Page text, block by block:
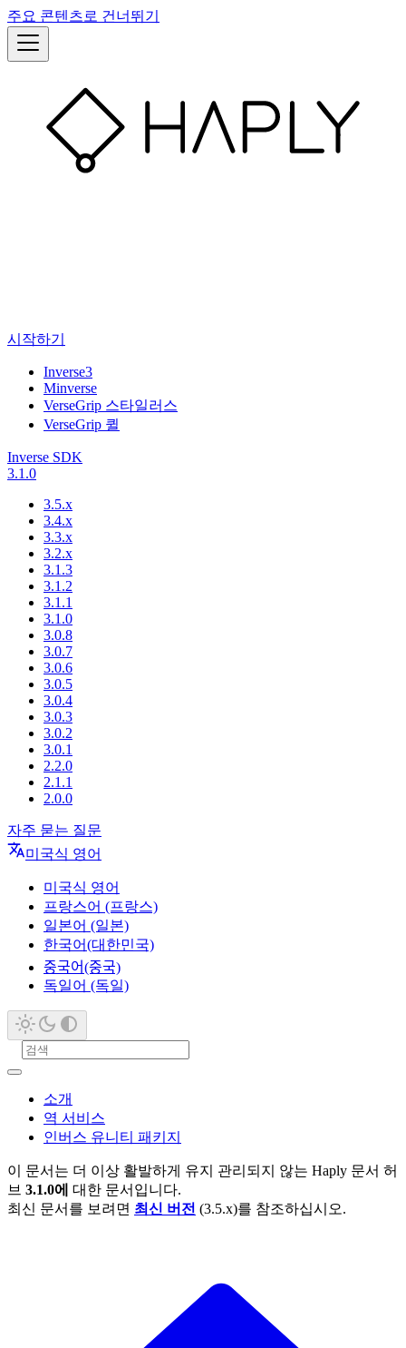
주요 콘텐츠로 건너뛰기
시작하기
Inverse3
Minverse
VerseGrip 스타일러스
VerseGrip 퀼
Inverse SDK
3.1.0
3.5.x
3.4.x
3.3.x
3.2.x
3.1.3
3.1.2
3.1.1
3.1.0
3.0.8
3.0.7
3.0.6
3.0.5
3.0.4
3.0.3
3.0.2
3.0.1
2.2.0
2.1.1
2.0.0
자주 묻는 질문
미국식 영어
미국식 영어
프랑스어 (프랑스)
일본어 (일본)
한국어(대한민국)
중국어(중국)
독일어 (독일)
소개
역 서비스
인버스 유니티 패키지
이 문서는 더 이상 활발하게 유지 관리되지 않는 Haply 문서 허
브 3.1.0에 대한 문서입니다.
최신 문서를 보려면 최신 버전 (3.5.x)를 참조하십시오.